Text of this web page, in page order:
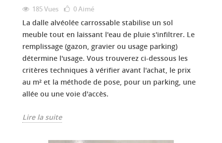
185 Vues 0Aimé
La dalle alvéolée carrossable stabilise un sol
meuble tout en laissant l'eau de pluie s'infiltrer. Le
remplissage (gazon, gravier ou usage parking)
détermine l'usage. Vous trouverez ci-dessous les
critères techniques à vérifier avant l'achat, le prix
au m² et la méthode de pose, pour un parking, une
allée ou une voie d'accès.
Lire la suite